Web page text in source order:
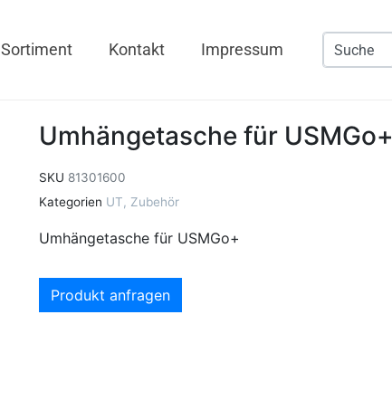
Sortiment Kontakt Impressum
Umhängetasche für USMGo+
SKU 81301600
Kategorien UT, Zubehör
Umhängetasche für USMGo+
Produkt anfragen